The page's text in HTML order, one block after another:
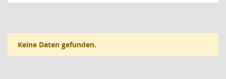
Keine Daten gefunden.